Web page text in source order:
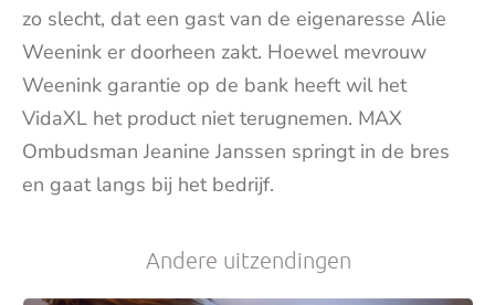
zo slecht, dat een gast van de eigenaresse Alie
Weenink er doorheen zakt. Hoewel mevrouw
Weenink garantie op de bank heeft wil het
VidaXL het product niet terugnemen. MAX
Ombudsman Jeanine Janssen springt in de bres
en gaat langs bij het bedrijf.
Andere uitzendingen